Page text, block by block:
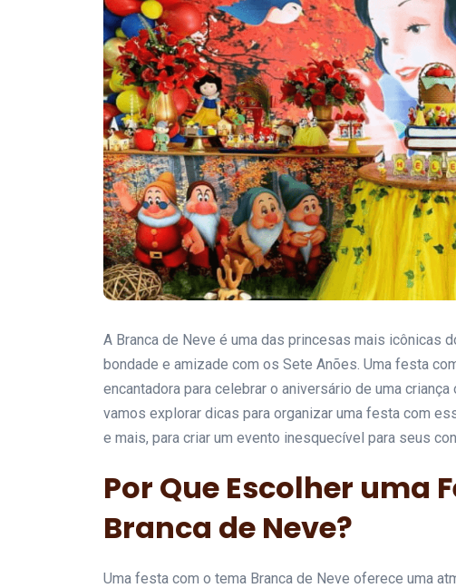
A Branca de Neve é uma das princesas mais icônicas
bondade e amizade com os Sete Anões. Uma festa
encantadora para celebrar o aniversário de uma
vamos explorar dicas para organizar uma festa com
e mais, para criar um evento inesquecível para seus
Por Que Escolher uma
Branca de Neve?
Uma festa com o tema Branca de Neve oferece uma